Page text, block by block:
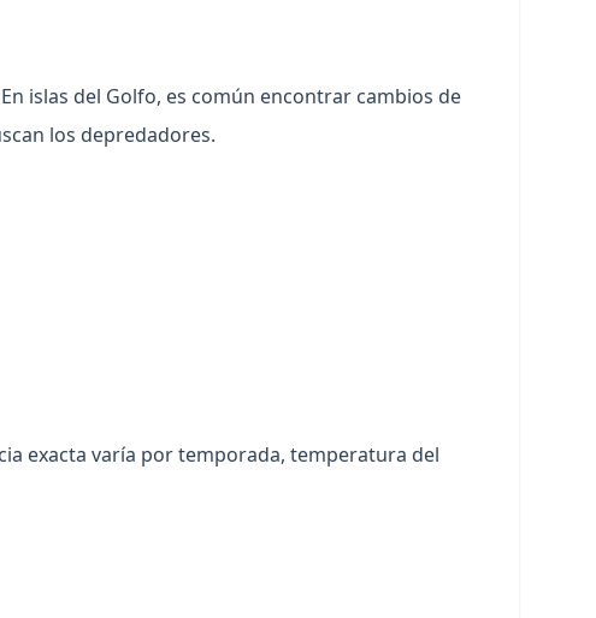
islas del Golfo, es común encontrar cambios de
los depredadores.
exacta varía por temporada, temperatura del